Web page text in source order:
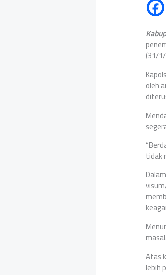
(31/
oleh
tidak
Atas
lebih